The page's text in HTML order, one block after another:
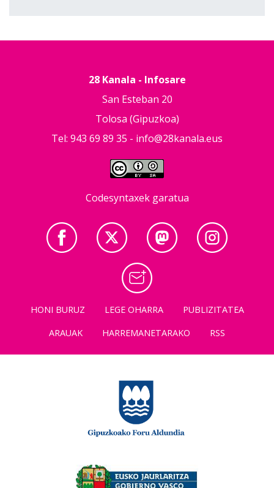
28 Kanala - Infosare
San Esteban 20
Tolosa (Gipuzkoa)
Tel: 943 69 89 35 - info@28kanala.eus
Codesyntaxek garatua
HONI BURUZ LEGE OHARRA
PUBLIZITATEA
ARAUAK
HARREMANETARAKO RSS